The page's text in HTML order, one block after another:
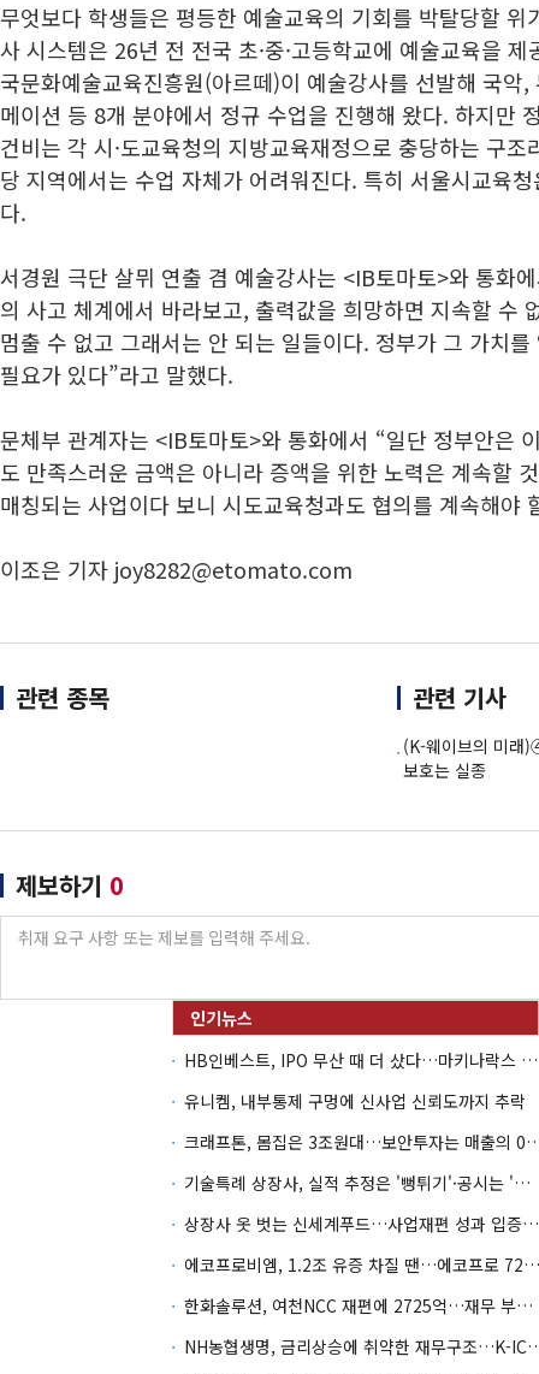
무엇보다 학생들은 평등한 예술교육의 기회를 박탈당할
사 시스템은 26년 전 전국 초·중·고등학교에 예술교육을
국문화예술교육진흥원(아르떼)이 예술강사를 선발해 국악,
메이션 등 8개 분야에서 정규 수업을 진행해 왔다. 하지만
건비는 각 시·도교육청의 지방교육재정으로 충당하는 구
당 지역에서는 수업 자체가 어려워진다. 특히 서울시교육
다.
서경원 극단 살뮈 연출 겸 예술강사는 <IB토마토>와 통화
의 사고 체계에서 바라보고, 출력값을 희망하면 지속할 수
멈출 수 없고 그래서는 안 되는 일들이다. 정부가 그 가치
필요가 있다”라고 말했다.
문체부 관계자는 <IB토마토>와 통화에서 “일단 정부안은
도 만족스러운 금액은 아니라 증액을 위한 노력은 계속할
매칭되는 사업이다 보니 시도교육청과도 협의를 계속해야
이조은 기자 joy8282@etomato.com
관련 종목 관련 기사
(K-웨이브의 미래
보호는 실종
제보하기 0
HB인베스트, IPO 무산 때 더 샀다…마키나락스 투자 2.7배 회수
유니켐, 내부통제 구멍에 신사업 신뢰도까지 추락
크래프톤, 몸집은 3조원대…
기술특례 상장사, 실적 추정은 '뻥튀기'·공시는 '누락'
상장사 옷 벗는 신세계푸드…사업재편 성과 입증할까
에코프로비엠, 1.2조 유증 차질 땐…에코프로 7270억 '독박'
한화솔루션, 여천NCC 재편에 2725억…재무 부담 커지나
NH농협생명, 금리상승에 취